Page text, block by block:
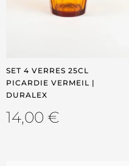
SET 4 VERRES 25CL
PICARDIE VERMEIL |
DURALEX
14,00 €